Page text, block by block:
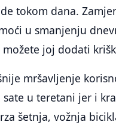
tokom dana.
u smanjenju
možete joj dodati
mršavljenje
u teretani jer i
šetnja, vožnja